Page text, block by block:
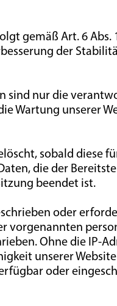
gemäß Art. 6 Abs.
der
sind nur die
Wartung unserer
sobald diese
die der
beendet ist.
oder
vorgenannten
Ohne die IP-
unserer
oder